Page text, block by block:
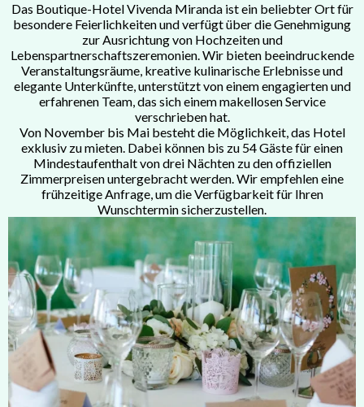
Das Boutique-Hotel Vivenda Miranda ist ein beliebter Ort für
besondere Feierlichkeiten und verfügt über die Genehmigung
zur Ausrichtung von Hochzeiten und
Lebenspartnerschaftszeremonien. Wir bieten beeindruckende
Veranstaltungsräume, kreative kulinarische Erlebnisse und
elegante Unterkünfte, unterstützt von einem engagierten und
erfahrenen Team, das sich einem makellosen Service
verschrieben hat.
Von November bis Mai besteht die Möglichkeit, das Hotel
exklusiv zu mieten. Dabei können bis zu 54 Gäste für einen
Mindestaufenthalt von drei Nächten zu den offiziellen
Zimmerpreisen untergebracht werden. Wir empfehlen eine
frühzeitige Anfrage, um die Verfügbarkeit für Ihren
Wunschtermin sicherzustellen.